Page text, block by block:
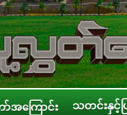
ကြောင်း သတင်းနှင့်ပ